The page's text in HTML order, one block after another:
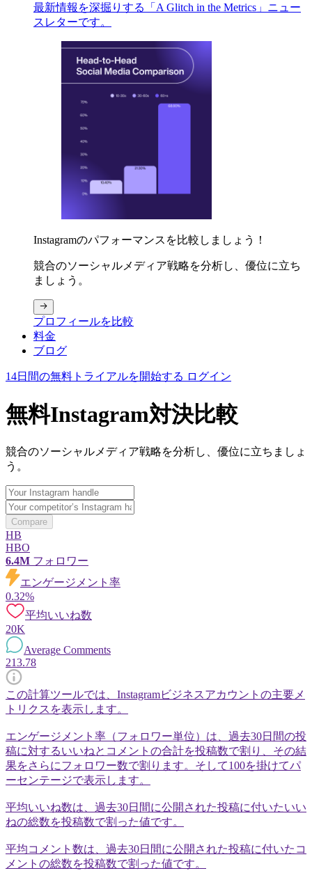
最新情報を深掘りする「A Glitch in the Metrics」ニュー
スレターです。
Instagramのパフォーマンスを比較しましょう！
競合のソーシャルメディア戦略を分析し、優位に立ち
ましょう。
プロフィールを比較
料金
ブログ
14日間の無料トライアルを開始する ログイン
無料Instagram対決比較
競合のソーシャルメディア戦略を分析し、優位に立ちましょ
う。
Compare
HB
HBO
6.4M フォロワー
エンゲージメント率
0.32%
平均いいね数
20K
Average Comments
213.78
この計算ツールでは、Instagramビジネスアカウントの主要メ
トリクスを表示します。
エンゲージメント率（フォロワー単位）は、過去30日間の投
稿に対するいいねとコメントの合計を投稿数で割り、その結
果をさらにフォロワー数で割ります。そして100を掛けてパ
ーセンテージで表示します。
平均いいね数は、過去30日間に公開された投稿に付いたいい
ねの総数を投稿数で割った値です。
平均コメント数は、過去30日間に公開された投稿に付いたコ
メントの総数を投稿数で割った値です。